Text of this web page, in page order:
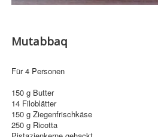
Mutabbaq
Für 4 Personen
150 g Butter
14 Filoblätter
150 g Ziegenfrischkäse
250 g Ricotta